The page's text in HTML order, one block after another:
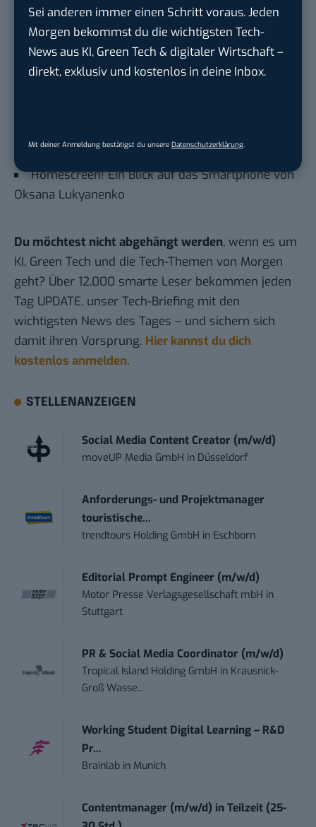
Sei anderen immer einen Schritt voraus. Jeden
Morgen bekommst du die wichtigsten Tech-
News aus KI, Green Tech & digitaler Wirtschaft –
direkt, exklusiv und kostenlos in deine Inbox.
Mit deiner Anmeldung bestätigst du unsere Datenschutzerklärung
Auch interessant:
Homescreen! Ein Blick auf das Smartphone von
Hedda Båverud Olsson
Nick Sohnemann
Homescreen! Ein Blick auf das Smartphone von
Oksana Lukyanenko
Du möchtest nicht abgehängt werden, wenn es um
KI, Green Tech und die Tech-Themen von Morgen
geht? Über 12.000 smarte Leser bekommen jeden
Tag UPDATE, unser Tech-Briefing mit den
wichtigsten News des Tages – und sichern sich
damit ihren Vorsprung. Hier kannst du dich
kostenlos anmelden.
STELLENANZEIGEN
Social Media Content Creator (m/w/d)
moveUP Media GmbH in Düsseldorf
Anforderungs- und Projektmanager
touristische...
trendtours Holding GmbH in Eschborn
Editorial Prompt Engineer (m/w/d)
Motor Presse Verlagsgesellschaft mbH in
Stuttgart
PR & Social Media Coordinator (m/w/d)
Tropical Island Holding GmbH in Krausnick-
Groß Wasse...
Working Student Digital Learning – R&D
Pr...
Brainlab in Munich
Contentmanager (m/w/d) in Teilzeit (25-